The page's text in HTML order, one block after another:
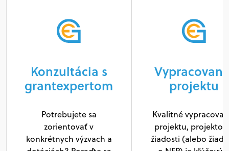
Konzultácia s
grantexpertom
Potrebujete sa
zorientovať v
konkrétnych výzvach a
projektu
Kvalitné
projektu,
žiadosti (alebo